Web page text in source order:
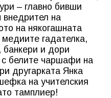
– главно бивши
внедрител на
на някогашната
гадателка,
банкери и дори
белите чаршафи на
другарката Янка
на учителския
тамплиер!